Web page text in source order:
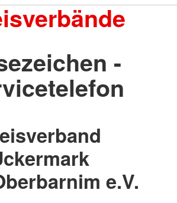
-
e.V.